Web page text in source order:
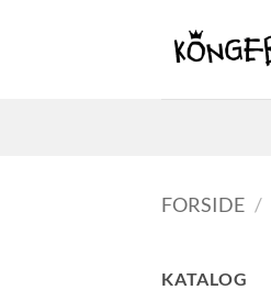
FORSIDE /
KATALOG